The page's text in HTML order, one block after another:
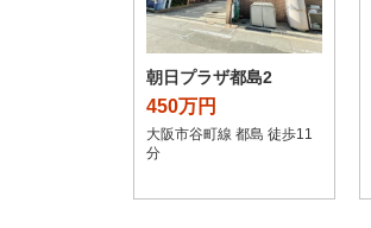
朝日プラザ都島2
450万円
大阪市谷町線 都島 徒歩11
分